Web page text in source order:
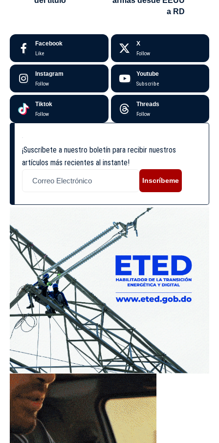
a RD
Facebook
Like
X
Follow
Instagram
Follow
Youtube
Subscribe
Tiktok
Follow
Threads
Follow
¡Suscríbete a nuestro boletín para recibir nuestros
artículos más recientes al instante!
Inscríbeme